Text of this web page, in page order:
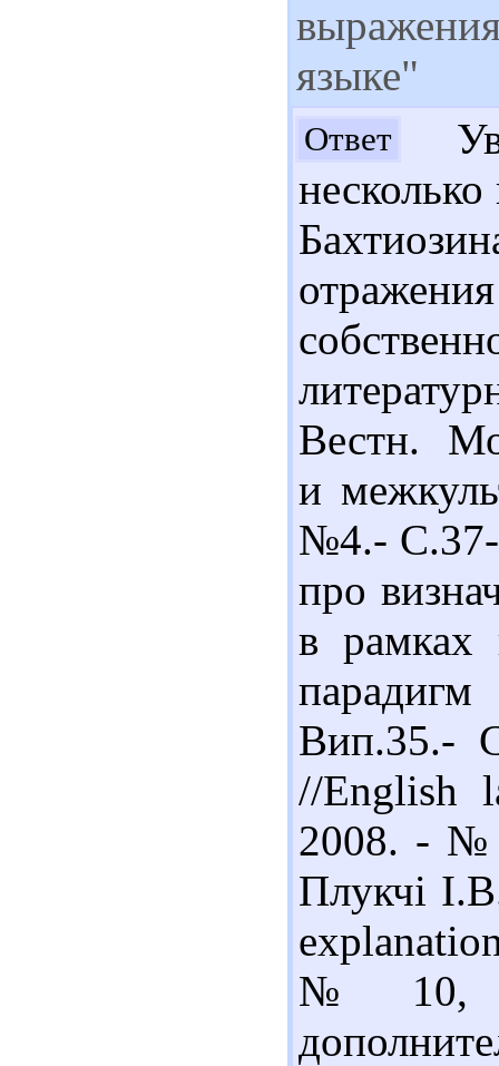
языке"
Ответ
Вестн.
и
№4.- С.37-
про
в рамках
Вип.35.-
//English
2008. - №
Плукчі
№ 10,